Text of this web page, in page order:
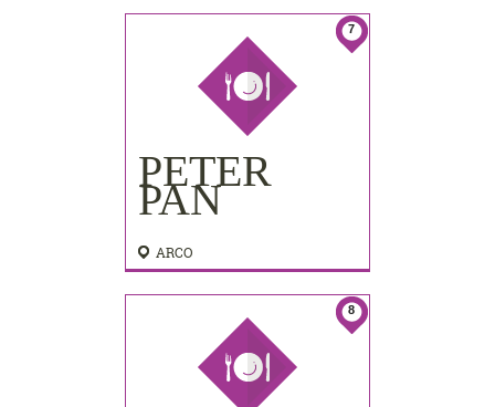
7
PETER
PAN
ARCO
8